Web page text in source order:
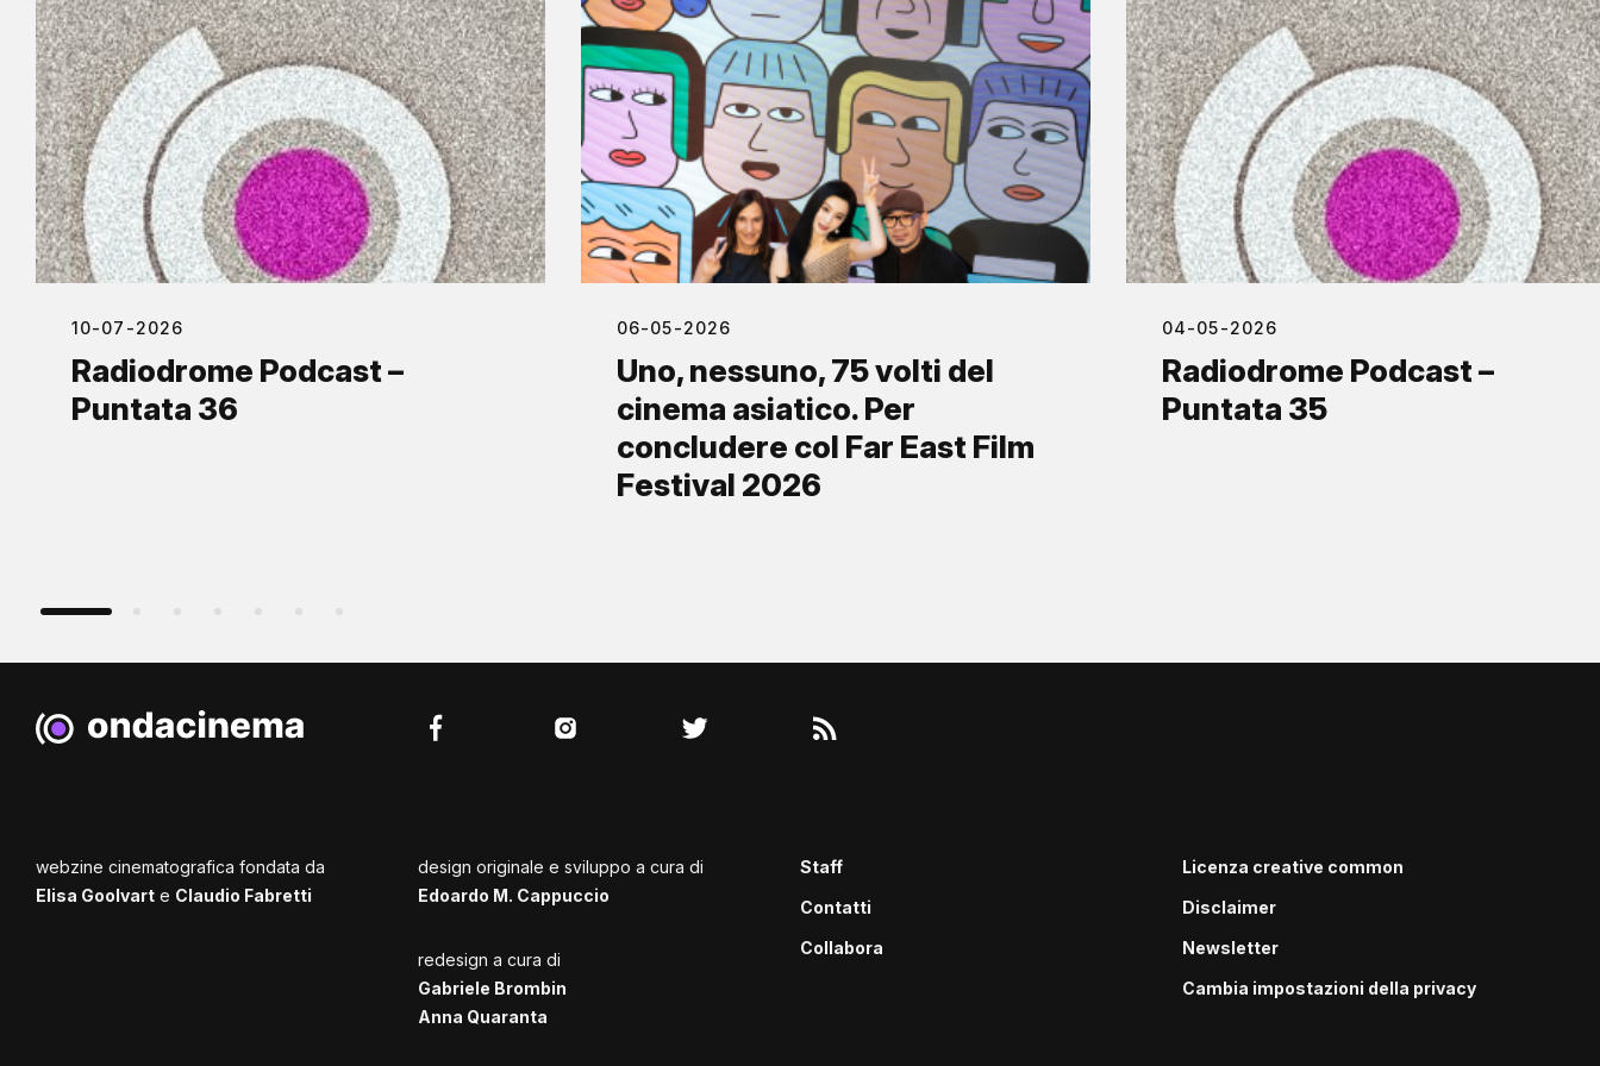
10-07-2026
Radiodrome Podcast –
Puntata 36
06-05-2026
Uno, nessuno, 75 volti del
cinema asiatico. Per
concludere col Far East Film
Festival 2026
04-05-2026
Radiodrome Podcast –
Puntata 35
webzine cinematografica fondata da
Elisa Goolvart e Claudio Fabretti
design originale e sviluppo a cura di
Edoardo M. Cappuccio
redesign a cura di
Gabriele Brombin
Anna Quaranta
Staff
Contatti
Collabora
Licenza creative common
Disclaimer
Newsletter
Cambia impostazioni della privacy